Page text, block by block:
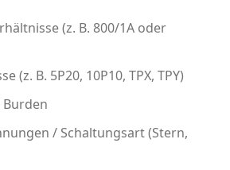
(z. B. 800/1A oder
(z. B. 5P20, 10P10, TPX, TPY)
/ Schaltungsart (Stern,